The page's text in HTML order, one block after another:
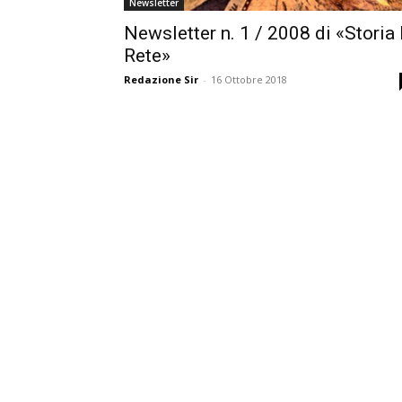
Newsletter
Newsletter n. 1 / 2008 di «Storia
Rete»
Redazione Sir - 16 Ottobre 2018